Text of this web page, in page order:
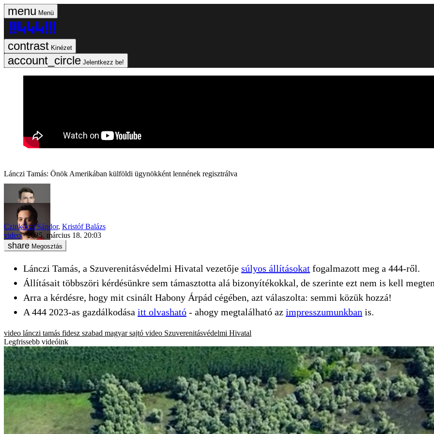
Menü
Kinézet
Jelentkezz be!
Lánczi Tamás: Önök Amerikában külföldi ügynökként lennének regisztrálva
Czinkóczi Sándor, Kristóf Balázs
video
2025. március 18. 20:03
Megosztás
Lánczi Tamás, a Szuverenitásvédelmi Hivatal vezetője súlyos állításokat fogalmazott meg a 444-ről.
Állításait többszöri kérdésünkre sem támasztotta alá bizonyítékokkal, de szerinte ezt nem is kell
Arra a kérdésre, hogy mit csinált Habony Árpád cégében, azt válaszolta: semmi közük hozzá!
A 444 2023-as gazdálkodása itt olvasható - ahogy megtalálható az impresszumunkban is.
video lánczi tamás fidesz szabad magyar sajtó video Szuverenitásvédelmi Hivatal
Legfrissebb videóink